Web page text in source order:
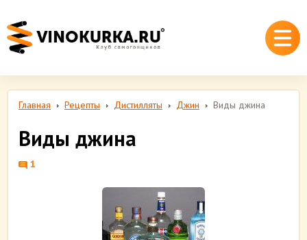
Главная Рецепты Дистилляты Джин Виды джина
Виды джина
1